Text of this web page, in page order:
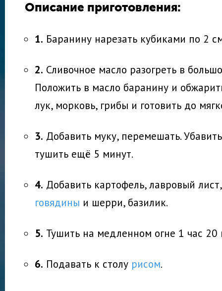
Описание приготовления:
1. Баранину нарезать кубиками по 2
2. Сливочное масло разогреть в
Положить в масло баранину и
лук, морковь, грибы и готовить до
3. Добавить муку, перемешать.
тушить ещё 5 минут.
4. Добавить картофель, лавровый
говядины и шерри, базилик.
5. Тушить на медленном огне 1 час 20
6. Подавать к столу рисом.